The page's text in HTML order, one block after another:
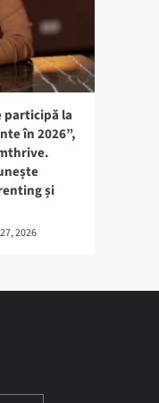
participă la
în 2026”,
și
2026